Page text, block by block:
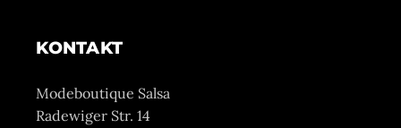
KONTAKT
Modeboutique Salsa
Radewiger Str. 14